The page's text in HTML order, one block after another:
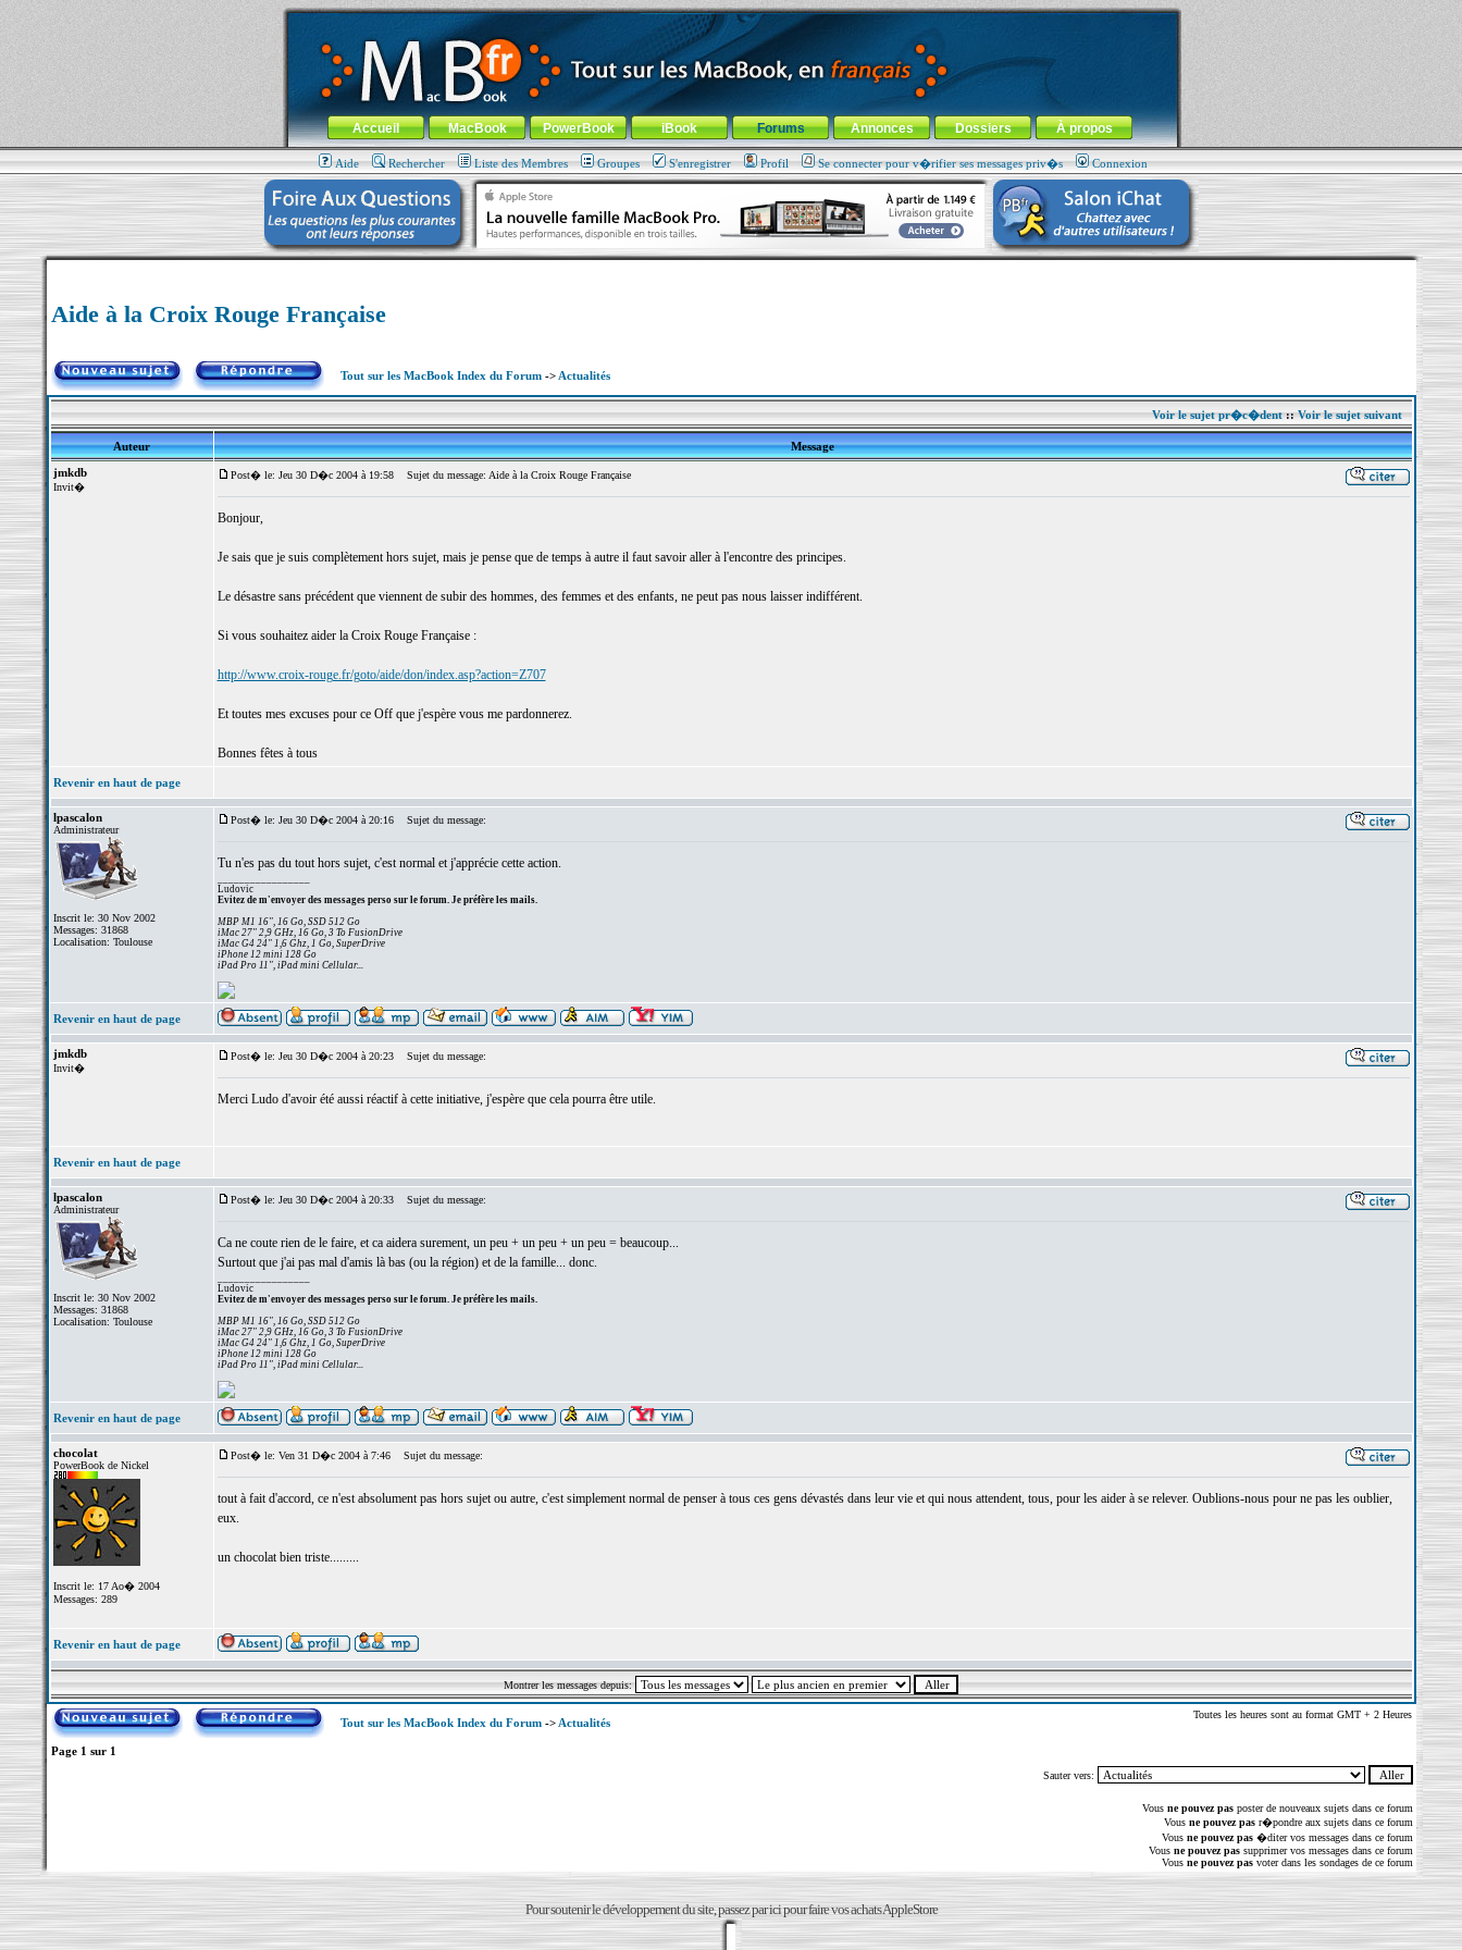
MacBook-fr.com : 100% Apple... 100% nomade !
Aller au contenu-Aller au menu général-Aller au menu de la rubrique
Menu général
Accueil MacBook PowerBook iBook Forums Annonces Dossiers À propos
Aide Rechercher Liste des Membres Groupes S'enregistrer Profil Se connecter pour v�rifier ses messages priv�s Connexion
Aide à la Croix Rouge Française
Tout sur les MacBook Index du Forum-> Actualités
Voir le sujet pr�c�dent::Voir le sujet suivant
Auteur
Message
jmkdb
Invit�
Post� le: Jeu 30 D�c 2004 à 19:58 Sujet du message: Aide à la Croix Rouge Française
Bonjour,
Je sais que je suis complètement hors sujet, mais je pense que de temps à autre il faut savoir aller à l'encontre des principes.
Le désastre sans précédent que viennent de subir des hommes, des femmes et des enfants, ne peut pas nous laisser indifférent.
Si vous souhaitez aider la Croix Rouge Française :
http://www.croix-rouge.fr/goto/aide/don/index.asp?action=Z707
Et toutes mes excuses pour ce Off que j'espère vous me pardonnerez.
Bonnes fêtes à tous
Revenir en haut de page
lpascalon
Administrateur
Inscrit le: 30 Nov 2002
Messages: 31868
Localisation: Toulouse
Post� le: Jeu 30 D�c 2004 à 20:16 Sujet du message:
Tu n'es pas du tout hors sujet, c'est normal et j'apprécie cette action.
Ludovic
Evitez de m'envoyer des messages perso sur le forum. Je préfère les mails.
MBP M1 16", 16 Go, SSD 512 Go
iMac 27" 2,9 GHz, 16 Go, 3 To FusionDrive
iMac G4 24" 1,6 Ghz, 1 Go, SuperDrive
iPhone 12 mini 128 Go
iPad Pro 11", iPad mini Cellular...
Revenir en haut de page
jmkdb
Invit�
Post� le: Jeu 30 D�c 2004 à 20:23 Sujet du message:
Merci Ludo d'avoir été aussi réactif à cette initiative, j'espère que cela pourra être utile.
Revenir en haut de page
lpascalon
Administrateur
Inscrit le: 30 Nov 2002
Messages: 31868
Localisation: Toulouse
Post� le: Jeu 30 D�c 2004 à 20:33 Sujet du message:
Ca ne coute rien de le faire, et ca aidera surement, un peu + un peu + un peu = beaucoup...
Surtout que j'ai pas mal d'amis là bas (ou la région) et de la famille... donc.
Ludovic
Evitez de m'envoyer des messages perso sur le forum. Je préfère les mails.
MBP M1 16", 16 Go, SSD 512 Go
iMac 27" 2,9 GHz, 16 Go, 3 To FusionDrive
iMac G4 24" 1,6 Ghz, 1 Go, SuperDrive
iPhone 12 mini 128 Go
iPad Pro 11", iPad mini Cellular...
Revenir en haut de page
chocolat
PowerBook de Nickel
Inscrit le: 17 Ao� 2004
Messages: 289
Post� le: Ven 31 D�c 2004 à 7:46 Sujet du message:
tout à fait d'accord, ce n'est absolument pas hors sujet ou autre, c'est simplement normal de penser à tous ces gens dévastés dans leur vie et qui nous attendent, tous, pour les aider à se relever. Oublions-nous pour ne pas les oublier,
eux.
un chocolat bien triste.........
Revenir en haut de page
Montrer les messages depuis:
Tout sur les MacBook Index du Forum-> Actualités
Toutes les heures sont au format GMT + 2 Heures
Page 1 sur 1
Sauter vers:
Vous ne pouvez pasposter de nouveaux sujets dans ce forum
Vous ne pouvez pasr�pondre aux sujets dans ce forum
Vous ne pouvez pas�diter vos messages dans ce forum
Vous ne pouvez passupprimer vos messages dans ce forum
Vous ne pouvez pasvoter dans les sondages de ce forum
Pour soutenir le développement du site, passez par ici pour faire vos achats AppleStore